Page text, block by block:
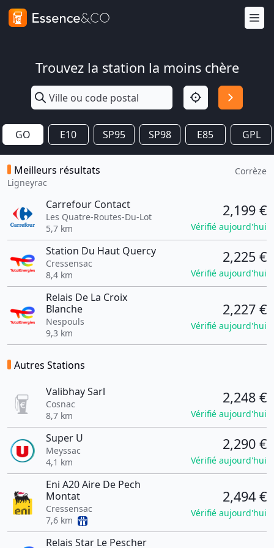
Trouvez la station la moins chère
GO E10 SP95 SP98 E85 GPL
Meilleurs résultats
Ligneyrac
Corrèze
Carrefour Contact
Les Quatre-Routes-Du-Lot
5,7 km
2,199 €
Vérifié aujourd'hui
Station Du Haut Quercy
Cressensac
8,4 km
2,225 €
Vérifié aujourd'hui
Relais De La Croix
Blanche
Nespouls
9,3 km
2,227 €
Vérifié aujourd'hui
Autres Stations
Valibhay Sarl
Cosnac
8,7 km
2,248 €
Vérifié aujourd'hui
Super U
Meyssac
4,1 km
2,290 €
Vérifié aujourd'hui
Eni A20 Aire De Pech
Montat
Cressensac
7,6 km
2,494 €
Vérifié aujourd'hui
Relais Star Le Pescher